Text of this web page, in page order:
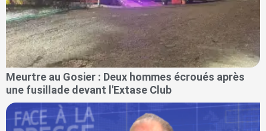
Meurtre au Gosier : Deux hommes écroués après
une fusillade devant l'Extase Club